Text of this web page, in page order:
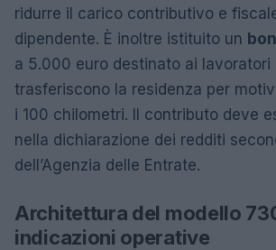
ridurre il carico contributivo e
dipendente. È inoltre istituito un
a 5.000 euro destinato ai lavoratori
trasferiscono la residenza per
i 100 chilometri. Il contributo deve
nella dichiarazione dei redditi
dell’Agenzia delle Entrate.
Architettura del modello
indicazioni operative